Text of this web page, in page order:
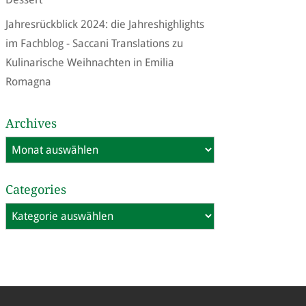
Jahresrückblick 2024: die Jahreshighlights
im Fachblog - Saccani Translationszu
Kulinarische Weihnachten in Emilia
Romagna
Archives
Archives
Categories
Categories